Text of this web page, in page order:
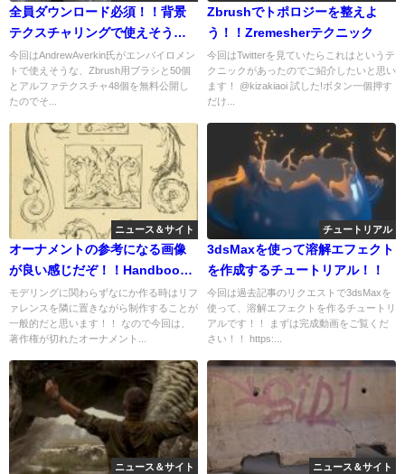
全員ダウンロード必須！！背景
テクスチャリングで使えそうな
ブラシが無料で配布されている
ぞ！！
今回はAndrewAverkin氏がエンバイロメン
トで使えそうな、Zbrush用ブラシと50個
とアルファテクスチャ48個を無料公開し
たのでそ...
Zbrushでトポロジーを整えよ
う！！Zremesherテクニック
今回はTwitterを見ていたらこれはというテ
クニックがあったのでご紹介したいと思い
ます！ @kizakiaoi 試した!ボタン一個押す
だけ...
ニュース＆サイト
オーナメントの参考になる画像
が良い感じだぞ！！Handbook
of Ornamentの紹介！！
モデリングに関わらずなにか作る時はリフ
ァレンスを隣に置きながら制作することが
一般的だと思います！！ なので今回は、
著作権が切れたオーナメント...
チュートリアル
3dsMaxを使って溶解エフェクト
を作成するチュートリアル！！
今回は過去記事のリクエストで3dsMaxを
使って、溶解エフェクトを作るチュートリ
アルです！！ まずは完成動画をご覧くだ
さい！！ https:...
ニュース＆サイト ニュース＆サイト